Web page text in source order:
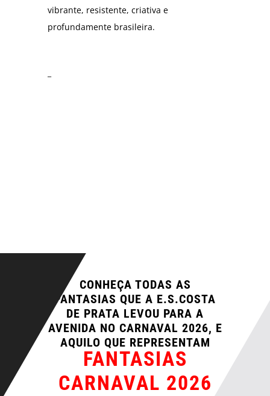
vibrante, resistente, criativa e
profundamente brasileira.
CONHEÇA TODAS AS
FANTASIAS QUE A E.S.COSTA
DE PRATA LEVOU PARA A
AVENIDA NO CARNAVAL 2026, E
AQUILO QUE REPRESENTAM
FANTASIAS
CARNAVAL 2026